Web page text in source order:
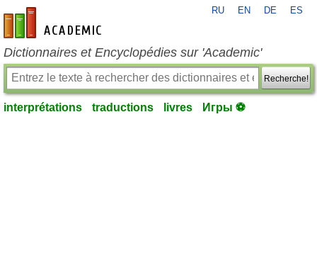
fr-academic.com
RU EN DE ES
Dictionnaires et Encyclopédies sur 'Academic'
Recherche!
interprétations traductions livres Игры ⚽